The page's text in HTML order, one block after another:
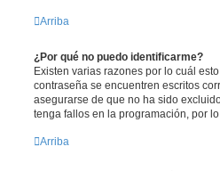
Arriba
¿Por qué no puedo identificarme?
Existen varias razones por lo cuál
contraseña se encuentren escritos
asegurarse de que no ha sido
tenga fallos en la programación, por
Arriba